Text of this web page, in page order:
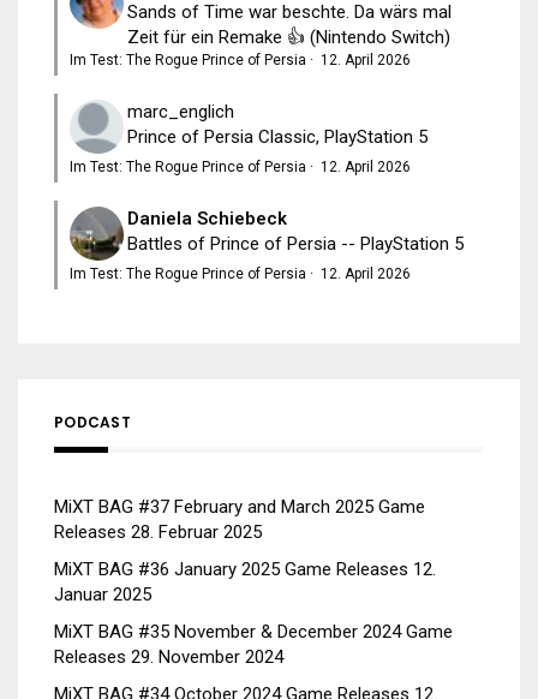
Sands of Time war beschte. Da wärs mal
Zeit für ein Remake 👍 (Nintendo Switch)
Im Test: The Rogue Prince of Persia · 12. April 2026
marc_englich
Prince of Persia Classic, PlayStation 5
Im Test: The Rogue Prince of Persia · 12. April 2026
Daniela Schiebeck
Battles of Prince of Persia -- PlayStation 5
Im Test: The Rogue Prince of Persia · 12. April 2026
PODCAST
MiXT BAG #37 February and March 2025 Game
Releases 28. Februar 2025
MiXT BAG #36 January 2025 Game Releases 12.
Januar 2025
MiXT BAG #35 November & December 2024 Game
Releases 29. November 2024
MiXT BAG #34 October 2024 Game Releases 12.